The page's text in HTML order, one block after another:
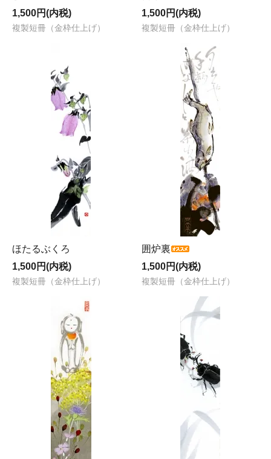
1,500円(内税)
複製短冊（金枠仕上げ）
1,500円(内税)
複製短冊（金枠仕上げ）
ほたるぶくろ
1,500円(内税)
複製短冊（金枠仕上げ）
囲炉裏
1,500円(内税)
複製短冊（金枠仕上げ）